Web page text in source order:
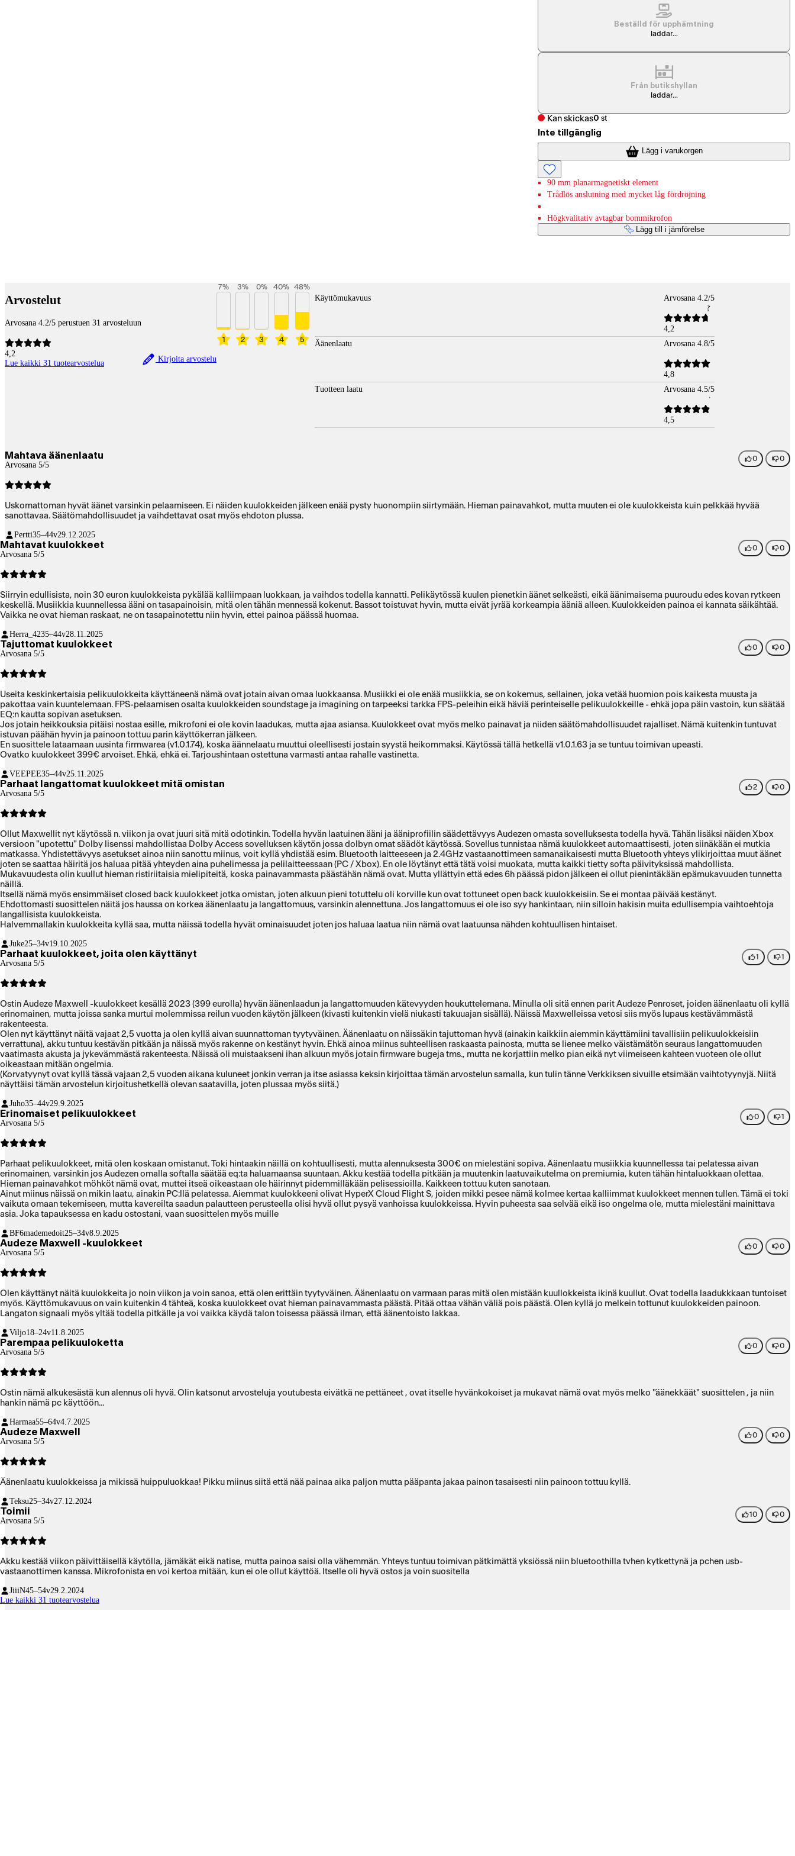
Beställd för upphämtning
laddar...
Från butikshyllan
laddar...
Kan skickas0 st
Inte tillgänglig
Lägg i varukorgen
90 mm planarmagnetiskt element
Trådlös anslutning med mycket låg fördröjning
Högkvalitativ avtagbar bommikrofon
Lägg till i jämförelse
Arvostelut
Arvosana 4.2/5 perustuen 31 arvosteluun
4,2
Lue kaikki 31 tuotearvostelua
Kirjoita arvostelu
1
7%
2
3%
3
0%
4
40%
5
48%
Käyttömukavuus Arvosana 4.2/5
4,2
Äänenlaatu
Arvosana 4.8/5
4,8
Tuotteen laatu
Arvosana 4.5/5
4,5
Mahtava äänenlaatu
Arvosana 5/5
0 0
Uskomattoman hyvät äänet varsinkin pelaamiseen. Ei näiden kuulokkeiden jälkeen enää pysty huonompiin siirtymään. Hieman painavahkot, mutta muuten ei ole kuulokkeista kuin pelkkää hyvää
sanottavaa. Säätömahdollisuudet ja vaihdettavat osat myös ehdoton plussa.
Pertti35–44v29.12.2025
Mahtavat kuulokkeet
Arvosana 5/5
0 0
Siirryin edullisista, noin 30 euron kuulokkeista pykälää kalliimpaan luokkaan, ja vaihdos todella kannatti. Pelikäytössä kuulen pienetkin äänet selkeästi, eikä äänimaisema puuroudu edes kovan rytkeen
keskellä. Musiikkia kuunnellessa ääni on tasapainoisin, mitä olen tähän mennessä kokenut. Bassot toistuvat hyvin, mutta eivät jyrää korkeampia ääniä alleen. Kuulokkeiden painoa ei kannata säikähtää.
Vaikka ne ovat hieman raskaat, ne on tasapainotettu niin hyvin, ettei painoa päässä huomaa.
Herra_4235–44v28.11.2025
Tajuttomat kuulokkeet
Arvosana 5/5
0 0
Useita keskinkertaisia pelikuulokkeita käyttäneenä nämä ovat jotain aivan omaa luokkaansa. Musiikki ei ole enää musiikkia, se on kokemus, sellainen, joka vetää huomion pois kaikesta muusta ja
pakottaa vain kuuntelemaan. FPS-pelaamisen osalta kuulokkeiden soundstage ja imagining on tarpeeksi tarkka FPS-peleihin eikä häviä perinteiselle pelikuulokkeille - ehkä jopa päin vastoin, kun säätää
EQ:n kautta sopivan asetuksen.
Jos jotain heikkouksia pitäisi nostaa esille, mikrofoni ei ole kovin laadukas, mutta ajaa asiansa. Kuulokkeet ovat myös melko painavat ja niiden säätömahdollisuudet rajalliset. Nämä kuitenkin tuntuvat
istuvan päähän hyvin ja painoon tottuu parin käyttökerran jälkeen.
En suosittele lataamaan uusinta firmwarea (v1.0.1.74), koska äännelaatu muuttui oleellisesti jostain syystä heikommaksi. Käytössä tällä hetkellä v1.0.1.63 ja se tuntuu toimivan upeasti.
Ovatko kuulokkeet 399€ arvoiset. Ehkä, ehkä ei. Tarjoushintaan ostettuna varmasti antaa rahalle vastinetta.
VEEPEE35–44v25.11.2025
Parhaat langattomat kuulokkeet mitä omistan
Arvosana 5/5
2 0
Ollut Maxwellit nyt käytössä n. viikon ja ovat juuri sitä mitä odotinkin. Todella hyvän laatuinen ääni ja ääniprofiilin säädettävyys Audezen omasta sovelluksesta todella hyvä. Tähän lisäksi näiden Xbox
versioon "upotettu" Dolby lisenssi mahdollistaa Dolby Access sovelluksen käytön jossa dolbyn omat säädöt käytössä. Sovellus tunnistaa nämä kuulokkeet automaattisesti, joten siinäkään ei mutkia
matkassa. Yhdistettävyys asetukset ainoa niin sanottu miinus, voit kyllä yhdistää esim. Bluetooth laitteeseen ja 2.4GHz vastaanottimeen samanaikaisesti mutta Bluetooth yhteys ylikirjoittaa muut äänet
joten se saattaa häiritä jos haluaa pitää yhteyden aina puhelimessa ja pelilaitteessaan (PC / Xbox). En ole löytänyt että tätä voisi muokata, mutta kaikki tietty softa päivityksissä mahdollista.
Mukavuudesta olin kuullut hieman ristiriitaisia mielipiteitä, koska painavammasta päästähän nämä ovat. Mutta yllättyin että edes 6h päässä pidon jälkeen ei ollut pienintäkään epämukavuuden tunnetta
näillä.
Itsellä nämä myös ensimmäiset closed back kuulokkeet jotka omistan, joten alkuun pieni totuttelu oli korville kun ovat tottuneet open back kuulokkeisiin. Se ei montaa päivää kestänyt.
Ehdottomasti suosittelen näitä jos haussa on korkea äänenlaatu ja langattomuus, varsinkin alennettuna. Jos langattomuus ei ole iso syy hankintaan, niin silloin hakisin muita edullisempia vaihtoehtoja
langallisista kuulokkeista.
Halvemmallakin kuulokkeita kyllä saa, mutta näissä todella hyvät ominaisuudet joten jos haluaa laatua niin nämä ovat laatuunsa nähden kohtuullisen hintaiset.
Juke25–34v19.10.2025
Parhaat kuulokkeet, joita olen käyttänyt
Arvosana 5/5
1 1
Ostin Audeze Maxwell -kuulokkeet kesällä 2023 (399 eurolla) hyvän äänenlaadun ja langattomuuden kätevyyden houkuttelemana. Minulla oli sitä ennen parit Audeze Penroset, joiden äänenlaatu oli kyllä
erinomainen, mutta joissa sanka murtui molemmissa reilun vuoden käytön jälkeen (kivasti kuitenkin vielä niukasti takuuajan sisällä). Näissä Maxwelleissa vetosi siis myös lupaus kestävämmästä
rakenteesta.
Olen nyt käyttänyt näitä vajaat 2,5 vuotta ja olen kyllä aivan suunnattoman tyytyväinen. Äänenlaatu on näissäkin tajuttoman hyvä (ainakin kaikkiin aiemmin käyttämiini tavallisiin pelikuulokkeisiin
verrattuna), akku tuntuu kestävän pitkään ja näissä myös rakenne on kestänyt hyvin. Ehkä ainoa miinus suhteellisen raskaasta painosta, mutta se lienee melko väistämätön seuraus langattomuuden
vaatimasta akusta ja jykevämmästä rakenteesta. Näissä oli muistaakseni ihan alkuun myös jotain firmware bugeja tms., mutta ne korjattiin melko pian eikä nyt viimeiseen kahteen vuoteen ole ollut
oikeastaan mitään ongelmia.
(Korvatyynyt ovat kyllä tässä vajaan 2,5 vuoden aikana kuluneet jonkin verran ja itse asiassa keksin kirjoittaa tämän arvostelun samalla, kun tulin tänne Verkkiksen sivuille etsimään vaihtotyynyjä. Niitä
näyttäisi tämän arvostelun kirjoitushetkellä olevan saatavilla, joten plussaa myös siitä.)
Juho35–44v29.9.2025
Erinomaiset pelikuulokkeet
Arvosana 5/5
0 1
Parhaat pelikuulokkeet, mitä olen koskaan omistanut. Toki hintaakin näillä on kohtuullisesti, mutta alennuksesta 300€ on mielestäni sopiva. Äänenlaatu musiikkia kuunnellessa tai pelatessa aivan
erinomainen, varsinkin jos Audezen omalla softalla säätää eq:ta haluamaansa suuntaan. Akku kestää todella pitkään ja muutenkin laatuvaikutelma on premiumia, kuten tähän hintaluokkaan olettaa.
Hieman painavahkot möhköt nämä ovat, muttei itseä oikeastaan ole häirinnyt pidemmilläkään pelisessioilla. Kaikkeen tottuu kuten sanotaan.
Ainut miinus näissä on mikin laatu, ainakin PC:llä pelatessa. Aiemmat kuulokkeeni olivat HyperX Cloud Flight S, joiden mikki pesee nämä kolmee kertaa kalliimmat kuulokkeet mennen tullen. Tämä ei toki
vaikuta omaan tekemiseen, mutta kavereilta saadun palautteen perusteella olisi hyvä ollut pysyä vanhoissa kuulokkeissa. Hyvin puheesta saa selvää eikä iso ongelma ole, mutta mielestäni mainittava
asia. Joka tapauksessa en kadu ostostani, vaan suosittelen myös muille
BF6mademedoit25–34v8.9.2025
Audeze Maxwell -kuulokkeet
Arvosana 5/5
0 0
Olen käyttänyt näitä kuulokkeita jo noin viikon ja voin sanoa, että olen erittäin tyytyväinen. Äänenlaatu on varmaan paras mitä olen mistään kuullokkeista ikinä kuullut. Ovat todella laadukkkaan tuntoiset
myös. Käyttömukavuus on vain kuitenkin 4 tähteä, koska kuulokkeet ovat hieman painavammasta päästä. Pitää ottaa vähän väliä pois päästä. Olen kyllä jo melkein tottunut kuulokkeiden painoon.
Langaton signaali myös yltää todella pitkälle ja voi vaikka käydä talon toisessa päässä ilman, että äänentoisto lakkaa.
Viljo18–24v11.8.2025
Parempaa pelikuuloketta
Arvosana 5/5
0 0
Ostin nämä alkukesästä kun alennus oli hyvä. Olin katsonut arvosteluja youtubesta eivätkä ne pettäneet , ovat itselle hyvänkokoiset ja mukavat nämä ovat myös melko "äänekkäät" suosittelen , ja niin
hankin nämä pc käyttöön...
Harmaa55–64v4.7.2025
Audeze Maxwell
Arvosana 5/5
0 0
Äänenlaatu kuulokkeissa ja mikissä huippuluokkaa! Pikku miinus siitä että nää painaa aika paljon mutta pääpanta jakaa painon tasaisesti niin painoon tottuu kyllä.
Teksu25–34v27.12.2024
Toimii
Arvosana 5/5
10 0
Akku kestää viikon päivittäisellä käytölla, jämäkät eikä natise, mutta painoa saisi olla vähemmän. Yhteys tuntuu toimivan pätkimättä yksiössä niin bluetoothilla tvhen kytkettynä ja pchen usb-
vastaanottimen kanssa. Mikrofonista en voi kertoa mitään, kun ei ole ollut käyttöä. Itselle oli hyvä ostos ja voin suositella
JiiiN45–54v29.2.2024
Lue kaikki 31 tuotearvostelua